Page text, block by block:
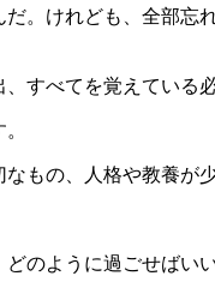
。けれども、全部
すべてを覚えている
もの、人格や教養が
のように過ごせば